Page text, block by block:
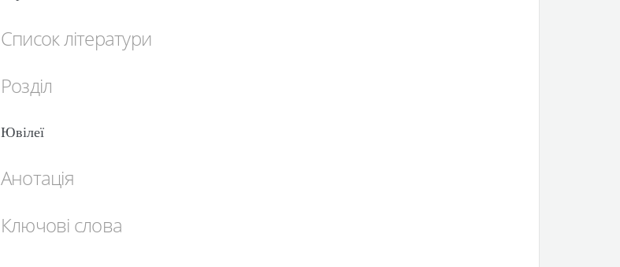
Список літератури
Розділ
Ювілеї
Анотація
Ключові слова